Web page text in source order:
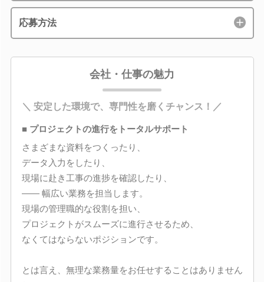
応募方法
会社・仕事の魅力
＼ 安定した環境で、専門性を磨くチャンス！／
■ プロジェクトの進行をトータルサポート
さまざまな資料をつくったり、
データ入力をしたり、
現場に赴き工事の進捗を確認したり、
―― 幅広い業務を担当します。
現場の管理職的な役割を担い、
プロジェクトがスムーズに進行させるため、
なくてはならないポジションです。
とは言え、無理な業務量をお任せすることはありません